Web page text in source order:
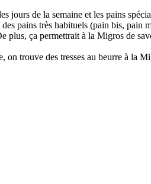
jours de la semaine et les pains
pains très habituels (pain bis,
ça permettrait à la Migros de
on trouve des tresses au beurre à la